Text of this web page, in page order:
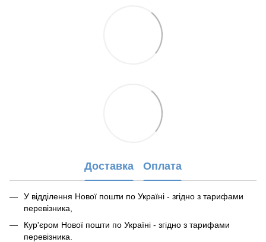
Доставка Оплата
У відділення Нової пошти по Україні - згідно з тарифами
перевізника,
Кур'єром Нової пошти по Україні - згідно з тарифами
перевізника.